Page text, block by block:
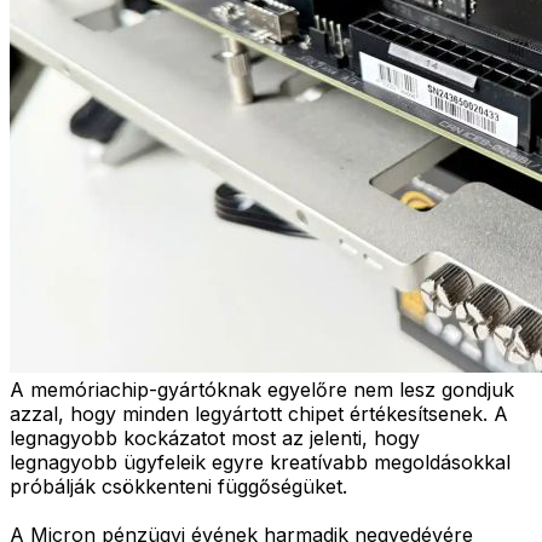
A memóriachip-gyártóknak egyelőre nem lesz gondjuk
azzal, hogy minden legyártott chipet értékesítsenek. A
legnagyobb kockázatot most az jelenti, hogy
legnagyobb ügyfeleik egyre kreatívabb megoldásokkal
próbálják csökkenteni függőségüket.
A Micron pénzügyi évének harmadik negyedévére